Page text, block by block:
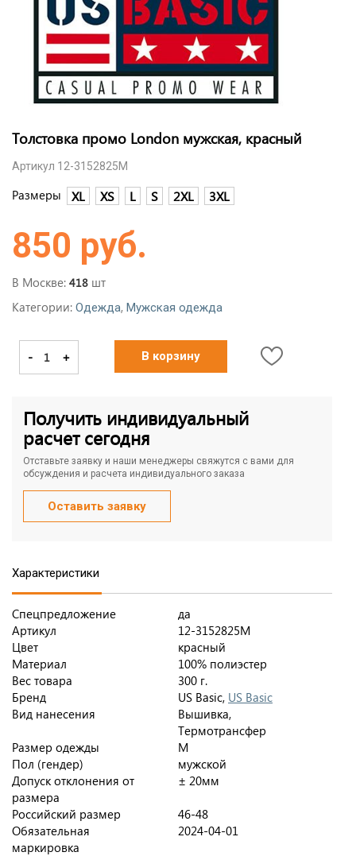
Толстовка промо London мужская, красный
Артикул 12-3152825M
Размеры XL XS L S 2XL 3XL
850 руб.
В Москве: 418 шт
Категории: Одежда, Мужская одежда
- + В корзину
Получить индивидуальный
расчет сегодня
Отставьте заявку и наши менеджеры свяжутся с вами для
обсуждения и расчета индивидуального заказа
Оставить заявку
Характеристики
Спецпредложение
да
Артикул
12-3152825M
Цвет
красный
Материал
100% полиэстер
Вес товара
300 г.
Бренд
US Basic, US Basic
Вид нанесения
Вышивка,
Термотрансфер
Размер одежды
M
Пол (гендер)
мужской
Допуск отклонения от
размера
± 20мм
Российский размер
46-48
Обязательная
маркировка
2024-04-01